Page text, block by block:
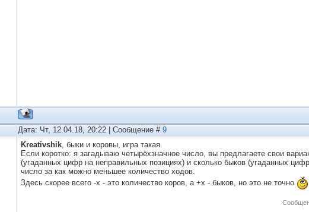
Дата: Чт, 12.04.18, 20:22 | Сообщение # 9
Kreativshik, быки и коровы, игра такая.
Если коротко: я загадываю четырёхзначное число, вы предлагаете свои
(угаданных цифр на неправильных позициях) и сколько быков (угаданных
число за как можно меньшее количество ходов.
Здесь скорее всего -x - это количество коров, а +x - быков, но это не точно